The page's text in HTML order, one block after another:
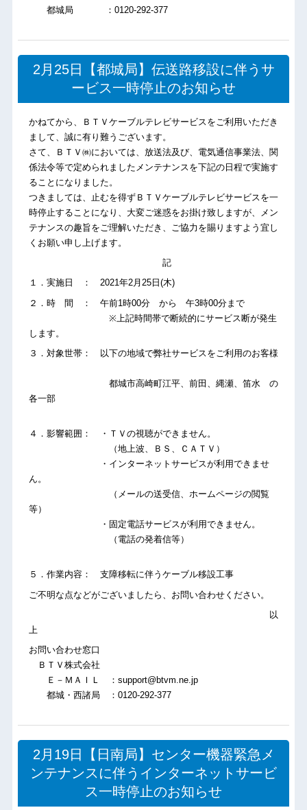
都城局 ：0120-292-377
2月25日【都城局】伝送路移設に伴うサ
ービス一時停止のお知らせ
かねてから、ＢＴＶケーブルテレビサービスをご利用いただき
まして、誠に有り難うございます。
さて、ＢＴＶ㈱においては、放送法及び、電気通信事業法、関
係法令等で定められましたメンテナンスを下記の日程で実施す
ることになりました。
つきましては、止むを得ずＢＴＶケーブルテレビサービスを一
時停止することになり、大変ご迷惑をお掛け致しますが、メン
テナンスの趣旨をご理解いただき、ご協力を賜りますよう宜し
くお願い申し上げます。
記
１．実施日 ： 2021年2月25日(木)
２．時 間 ： 午前1時00分 から 午3時00分まで
※上記時間帯で断続的にサービス断が発生
します。
３．対象世帯： 以下の地域で弊社サービスをご利用のお客様
都城市高崎町江平、前田、縄瀬、笛水 の
各一部
４．影響範囲： ・ＴＶの視聴ができません。
（地上波、ＢＳ、ＣＡＴＶ）
・インターネットサービスが利用できませ
ん。
（メールの送受信、ホームページの閲覧
等）
・固定電話サービスが利用できません。
（電話の発着信等）
５．作業内容： 支障移転に伴うケーブル移設工事
ご不明な点などがございましたら、お問い合わせください。
以
上
お問い合わせ窓口
ＢＴＶ株式会社
Ｅ－ＭＡＩＬ ：support@btvm.ne.jp
都城・西諸局 ：0120-292-377
2月19日【日南局】センター機器緊急メ
ンテナンスに伴うインターネットサービ
ス一時停止のお知らせ